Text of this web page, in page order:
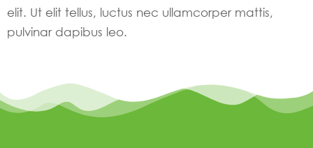
elit. Ut elit tellus, luctus nec ullamcorper mattis,
pulvinar dapibus leo.